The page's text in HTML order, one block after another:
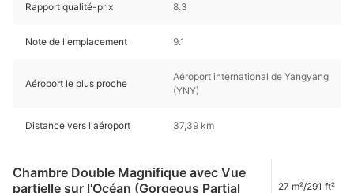
Rapport qualité-prix 8.3
Note de l'emplacement 9.1
Aéroport le plus proche
Aéroport international de Yangyang
(YNY)
Distance vers l'aéroport 37,39 km
Chambre Double Magnifique avec Vue
partielle sur l'Océan (Gorgeous Partial
27 m²/291 ft²